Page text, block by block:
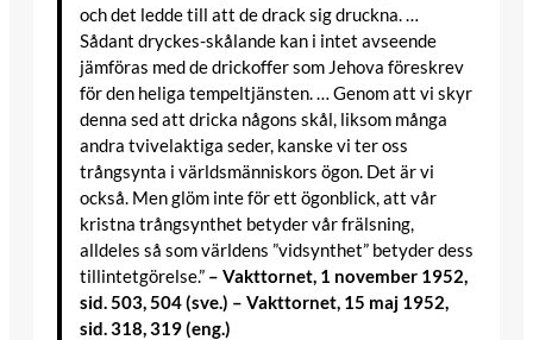
och det ledde till att de drack sig druckna. …
Sådant dryckes-skålande kan i intet avseende
jämföras med de drickoffer som Jehova föreskrev
för den heliga tempeltjänsten. … Genom att vi skyr
denna sed att dricka någons skål, liksom många
andra tvivelaktiga seder, kanske vi ter oss
trångsynta i världsmänniskors ögon. Det är vi
också. Men glöm inte för ett ögonblick, att vår
kristna trångsynthet betyder vår frälsning,
alldeles så som världens ”vidsynthet” betyder dess
tillintetgörelse.” – Vakttornet, 1 november 1952,
sid. 503, 504 (sve.) – Vakttornet, 15 maj 1952,
sid. 318, 319 (eng.)